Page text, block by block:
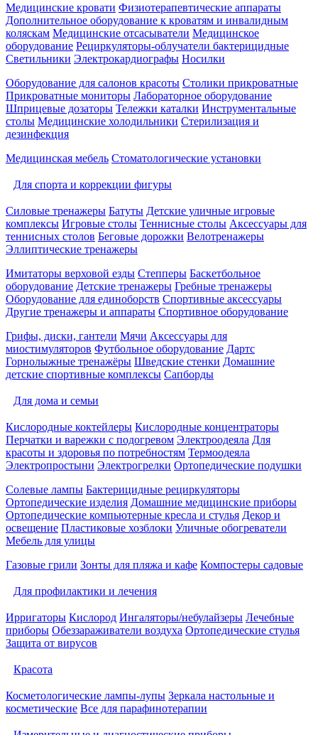
Медицинские кровати Физиотерапевтические аппараты
Дополнительное оборудование к кроватям и инвалидным
коляскам Медицинские отсасыватели Медицинское
оборудование Рециркуляторы-облучатели бактерицидные
Светильники Электрокардиографы Носилки
Оборудование для салонов красоты Столики прикроватные
Прикроватные мониторы Лабораторное оборудование
Шприцевые дозаторы Тележки каталки Инструментальные
столы Медицинские холодильники Стерилизация и
дезинфекция
Медицинская мебель Стоматологические установки
Для спорта и коррекции фигуры
Силовые тренажеры Батуты Детские уличные игровые
комплексы Игровые столы Теннисные столы Аксессуары для
теннисных столов Беговые дорожки Велотренажеры
Эллиптические тренажеры
Имитаторы верховой езды Степперы Баскетбольное
оборудование Детские тренажеры Гребные тренажеры
Оборудование для единоборств Спортивные аксессуары
Другие тренажеры и аппараты Спортивное оборудование
Грифы, диски, гантели Мячи Аксессуары для
миостимуляторов Футбольное оборудование Дартс
Горнолыжные тренажёры Шведские стенки Домашние
детские спортивные комплексы Сапборды
Для дома и семьи
Кислородные коктейлеры Кислородные концентраторы
Перчатки и варежки с подогревом Электроодеяла Для
красоты и здоровья по потребностям Термоодеяла
Электропростыни Электрогрелки Ортопедические подушки
Солевые лампы Бактерицидные рециркуляторы
Ортопедические изделия Домашние медицинские приборы
Ортопедические компьютерные кресла и стулья Декор и
освещение Пластиковые хозблоки Уличные обогреватели
Мебель для улицы
Газовые грили Зонты для пляжа и кафе Компостеры садовые
Для профилактики и лечения
Ирригаторы Кислород Ингаляторы/небулайзеры Лечебные
приборы Обеззараживатели воздуха Ортопедические стулья
Защита от вирусов
Красота
Косметологические лампы-лупы Зеркала настольные и
косметические Все для парафинотерапии